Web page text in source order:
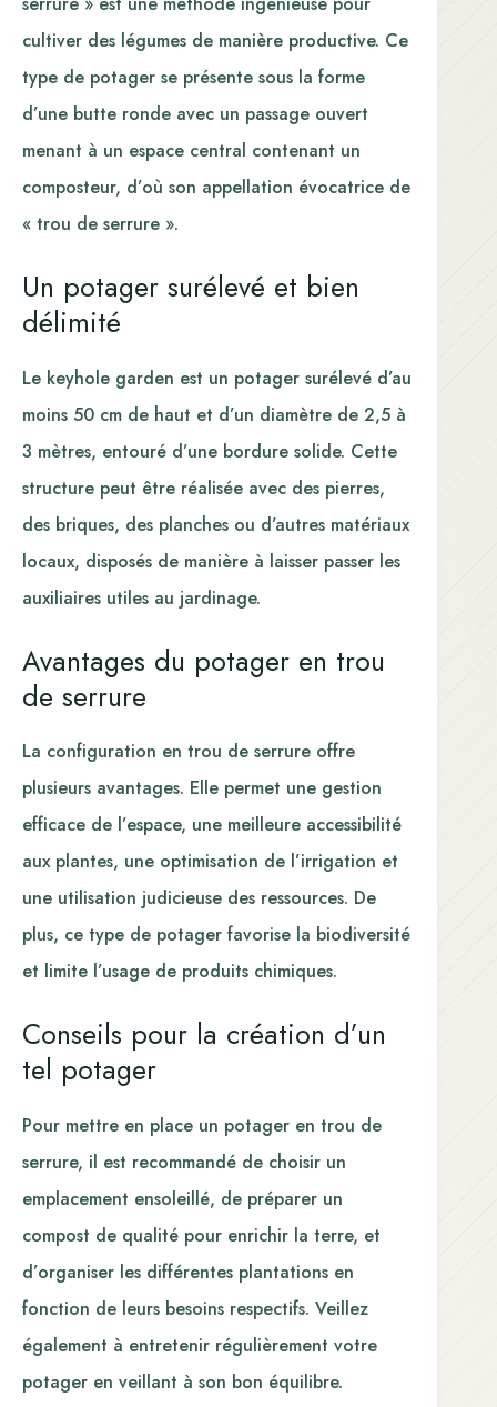
cultiver des légumes de manière productive. Ce
type de potager se présente sous la forme
d’une butte ronde avec un passage ouvert
menant à un espace central contenant un
composteur, d’où son appellation évocatrice de
« trou de serrure ».
Un potager surélevé et bien
délimité
Le keyhole garden est un potager surélevé d’au
moins 50 cm de haut et d’un diamètre de 2,5 à
3 mètres, entouré d’une bordure solide. Cette
structure peut être réalisée avec des pierres,
des briques, des planches ou d’autres matériaux
locaux, disposés de manière à laisser passer les
auxiliaires utiles au jardinage.
Avantages du potager en trou
de serrure
La configuration en trou de serrure offre
plusieurs avantages. Elle permet une gestion
efficace de l’espace, une meilleure accessibilité
aux plantes, une optimisation de l’irrigation et
une utilisation judicieuse des ressources. De
plus, ce type de potager favorise la biodiversité
et limite l’usage de produits chimiques.
Conseils pour la création d’un
tel potager
Pour mettre en place un potager en trou de
serrure, il est recommandé de choisir un
emplacement ensoleillé, de préparer un
compost de qualité pour enrichir la terre, et
d’organiser les différentes plantations en
fonction de leurs besoins respectifs. Veillez
également à entretenir régulièrement votre
potager en veillant à son bon équilibre.